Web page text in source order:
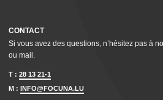
CONTACT
Si vous avez des questions, n’hésitez pas à
ou mail.
T : 28 13 21-1
M : INFO@FOCUNA.LU